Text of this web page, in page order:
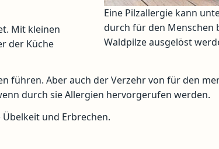
Eine Pilzallergie kann
durch für den Menschen
Waldpilze ausgelöst
Mit kleinen
der Küche
führen. Aber auch der Verzehr von für den
durch sie Allergien hervorgerufen werden.
und Erbrechen.